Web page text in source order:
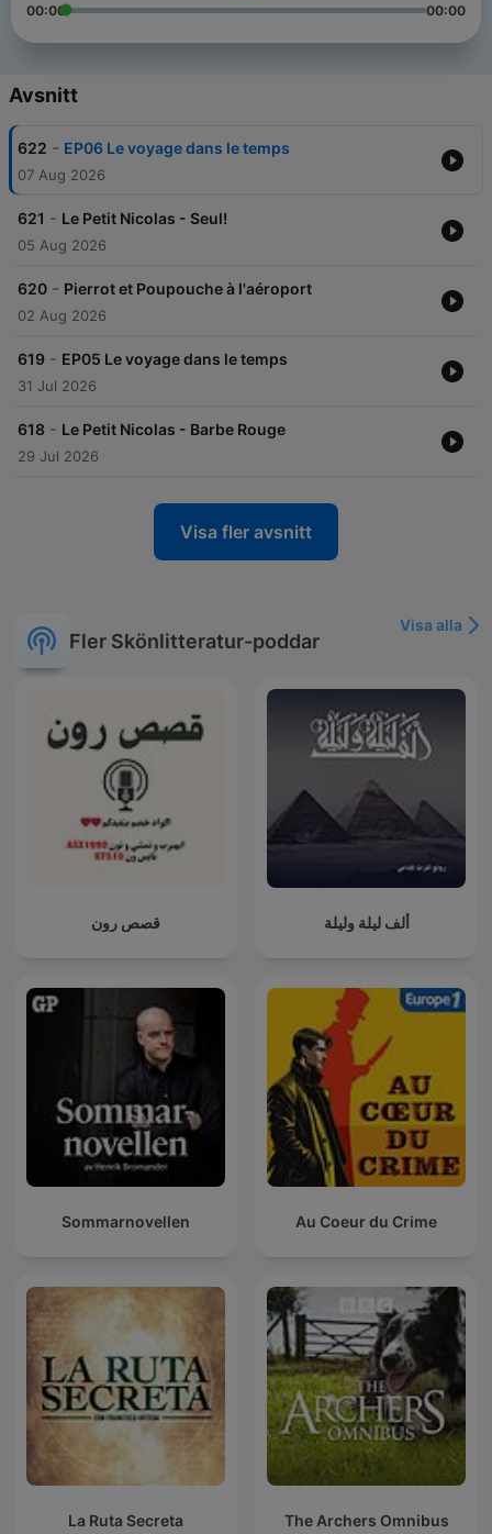
00:00 00:00
Avsnitt
622 - EP06 Le voyage dans le temps
07 Aug 2026
621 - Le Petit Nicolas - Seul!
05 Aug 2026
620 - Pierrot et Poupouche à l'aéroport
02 Aug 2026
619 - EP05 Le voyage dans le temps
31 Jul 2026
618 - Le Petit Nicolas - Barbe Rouge
29 Jul 2026
Visa fler avsnitt
Fler Skönlitteratur-poddar
Visa alla
قصص رون ألف ليلة وليلة
Sommarnovellen Au Coeur du Crime
La Ruta Secreta The Archers Omnibus